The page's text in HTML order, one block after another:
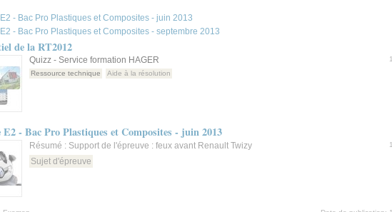
- Bac Pro Plastiques et Composites - juin 2013
- Bac Pro Plastiques et Composites - septembre 2013
de la RT2012
Quizz - Service formation HAGER
Ressource technique Aide à la résolution
E2 - Bac Pro Plastiques et Composites - juin 2013
Résumé : Support de l'épreuve : feux avant Renault Twizy
Sujet d'épreuve